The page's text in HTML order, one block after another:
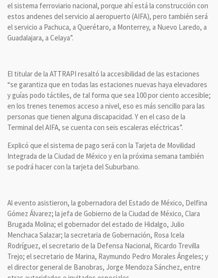
el sistema ferroviario nacional, porque ahí está la construcción con
estos andenes del servicio al aeropuerto (AIFA), pero también será
el servicio a Pachuca, a Querétaro, a Monterrey, a Nuevo Laredo, a
Guadalajara, a Celaya”.
El titular de la ATTRAPI resaltó la accesibilidad de las estaciones
“se garantiza que en todas las estaciones nuevas haya elevadores
y guías podo táctiles, de tal forma que sea 100 por ciento accesible;
en los trenes tenemos acceso a nivel, eso es más sencillo para las
personas que tienen alguna discapacidad. Y en el caso de la
Terminal del AIFA, se cuenta con seis escaleras eléctricas”.
Explicó que el sistema de pago será con la Tarjeta de Movilidad
Integrada de la Ciudad de México y en la próxima semana también
se podrá hacer con la tarjeta del Suburbano.
Al evento asistieron, la gobernadora del Estado de México, Delfina
Gómez Álvarez; la jefa de Gobierno de la Ciudad de México, Clara
Brugada Molina; el gobernador del estado de Hidalgo, Julio
Menchaca Salazar; la secretaria de Gobernación, Rosa Icela
Rodríguez, el secretario de la Defensa Nacional, Ricardo Trevilla
Trejo; el secretario de Marina, Raymundo Pedro Morales Ángeles; y
el director general de Banobras, Jorge Mendoza Sánchez, entre